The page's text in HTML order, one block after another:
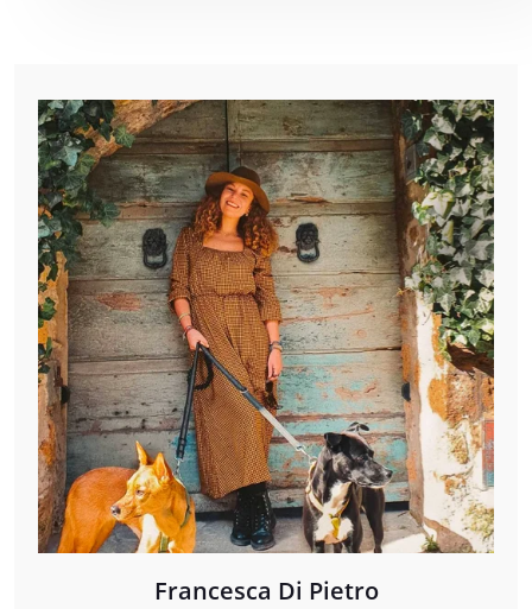
Francesca Di Pietro